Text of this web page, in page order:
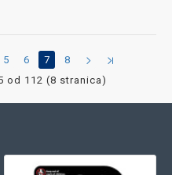
5 6 7
8
od 112 (8 stranica)